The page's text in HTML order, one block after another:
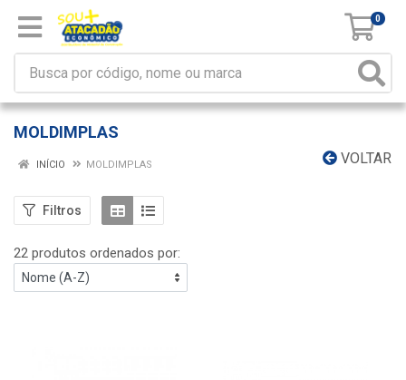
0
MOLDIMPLAS
VOLTAR
INÍCIO MOLDIMPLAS
Filtros
22 produtos ordenados por: